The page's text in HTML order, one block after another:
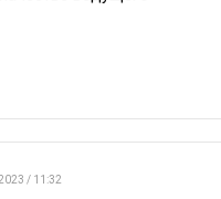
/ 11:32